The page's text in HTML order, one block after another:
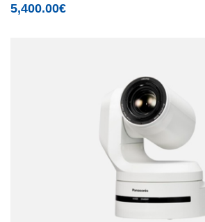
5,400.00€